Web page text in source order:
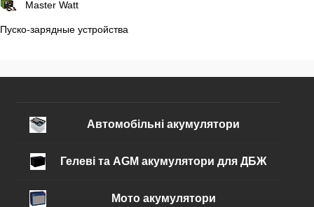
Master Watt
Пуско-зарядные устройства
Автомобільні акумулятори
Гелеві та AGM акумулятори для ДБЖ
Мото акумулятори